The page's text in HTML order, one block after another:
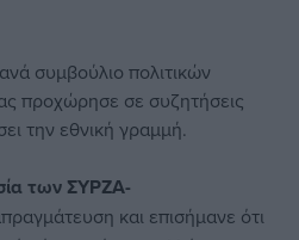
συμβούλιο πολιτικών
προχώρησε σε συζητήσεις
την εθνική γραμμή.
των ΣΥΡΖΑ-
και επισήμανε ότι